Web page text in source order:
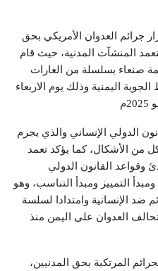
جرائم العدوان الأمريكي بحق
المنشآت المدنية، حيث قام
صنعاء بسلسلة من الغارات
اليمنية وذلك يوم الاربعاء
الدولي الإنساني والذي يجرم
من الأشكال، كما يؤكد تعمد
وقواعد القانون الدولي
ومبدأ التمييز ومبدأ التناسب، وهو
ضد الإنسانية وامتدادا لسلسة
تحالف العدوان على اليمن منذ
المرتكبة بحق المدنيين،